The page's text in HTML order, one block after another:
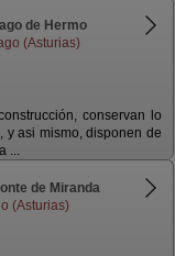
de Hermo
(Asturias)
conservan lo
y asi mismo, disponen de
...
de Miranda
(Asturias)